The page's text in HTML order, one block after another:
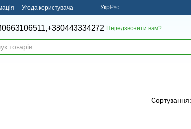
Угода користувача УкрРус
+380443334272 Передзвонити вам?
Сортування: